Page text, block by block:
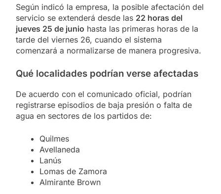
Según indicó la empresa, la posible afectación del
servicio se extenderá desde las 22 horas del
jueves 25 de junio hasta las primeras horas de la
tarde del viernes 26, cuando el sistema
comenzará a normalizarse de manera progresiva.
Qué localidades podrían verse afectadas
De acuerdo con el comunicado oficial, podrían
registrarse episodios de baja presión o falta de
agua en sectores de los partidos de:
Quilmes
Avellaneda
Lanús
Lomas de Zamora
Almirante Brown